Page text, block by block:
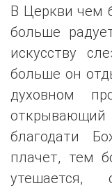
В Церкви чем
больше
искусству
больше он
духовном
благодати
плачет, тем
утешается,